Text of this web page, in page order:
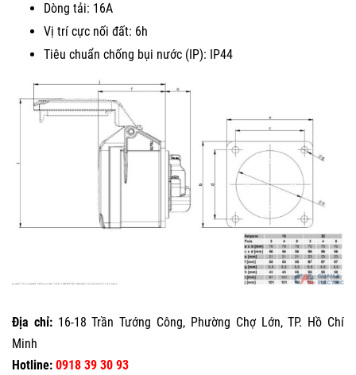
Dòng tải: 16A
Vị trí cực nối đất: 6h
Tiêu chuẩn chống bụi nước (IP): IP44
Địa chỉ:16-18 Trần Tướng Công, Phường Chợ Lớn, TP. Hồ Chí
Minh
Hotline: 0918 39 30 93